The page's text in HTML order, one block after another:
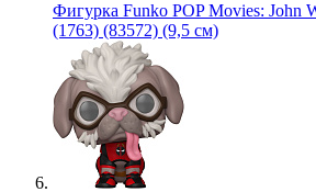
Фигурка Funko POP Movies: John
(1763) (83572) (9,5 см)